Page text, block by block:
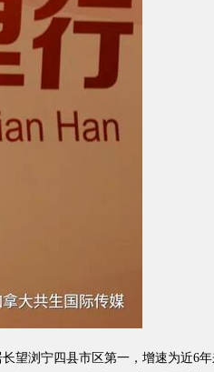
望浏宁四县市区第一，增速为近6